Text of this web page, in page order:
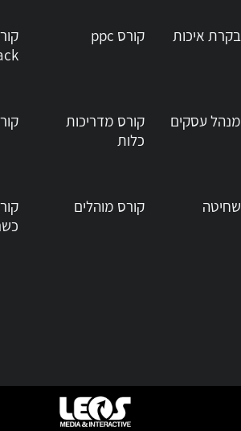
איכות קורס ppc
עסקים
קורס מדריכות
כלות
קורס מוהלים